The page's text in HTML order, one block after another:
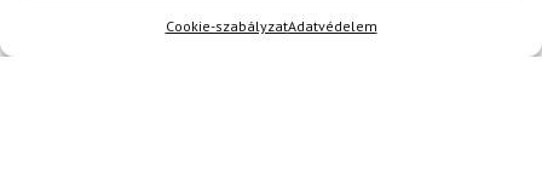
Cookie-szabályzatAdatvédelem
nagyon jól teljesít ez a szett. Az anyagok